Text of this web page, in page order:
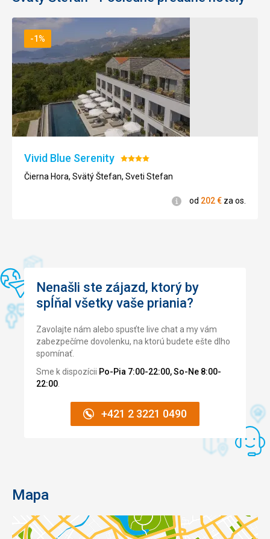
-1%
Vivid Blue Serenity Hodnotenie:
4/5
Čierna Hora, Svätý Štefan, Sveti Stefan
Informácie
od 202€ za os.
Nenašli ste zájazd, ktorý by
spĺňal všetky vaše priania?
Zavolajte nám alebo spusťte live chat a my vám
zabezpečíme dovolenku, na ktorú budete ešte dlho
spomínať.
Sme k dispozícii Po-Pia 7:00-22:00, So-Ne 8:00-
22:00.
+421 2 3221 0490
Mapa